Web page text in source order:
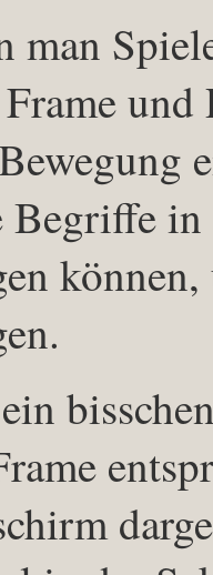
man
und
Begriffe